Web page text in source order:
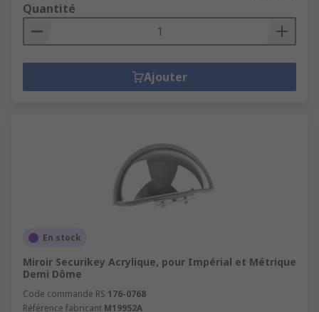
Quantité
Ajouter
En stock
Miroir Securikey Acrylique, pour Impérial et Métrique
Demi Dôme
Code commande RS 176-0768
Référence fabricant M19952A